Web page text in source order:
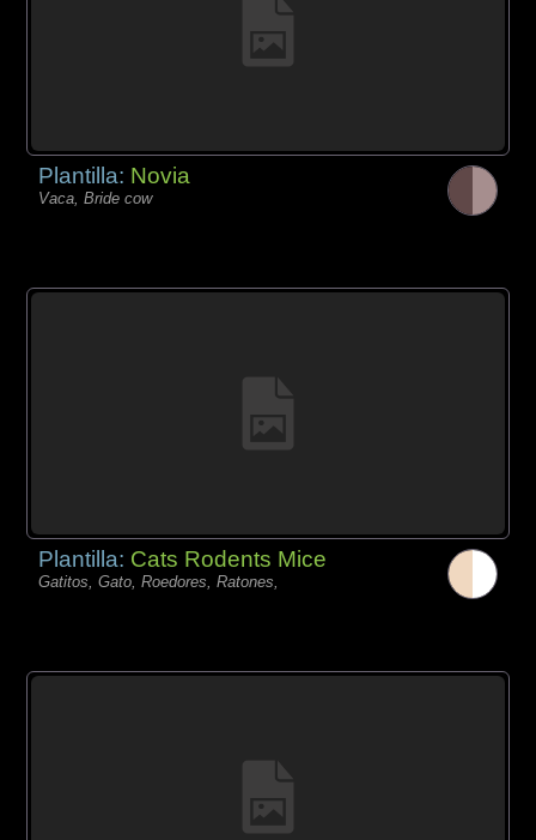
Plantilla: Novia
Vaca, Bride cow
Plantilla: Cats Rodents Mice
Gatitos, Gato, Roedores, Ratones,